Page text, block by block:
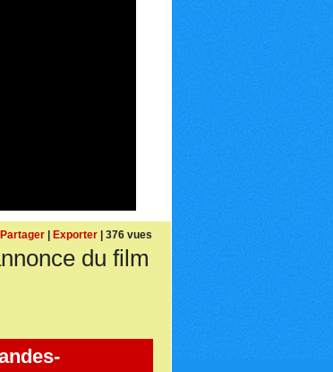
Partager | Exporter | 376 vues
du film